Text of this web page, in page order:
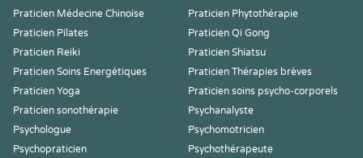
Praticien Médecine Chinoise
Praticien Phytothérapie
Praticien Pilates
Praticien Qi Gong
Praticien Reiki
Praticien Shiatsu
Praticien Soins Energétiques
Praticien Thérapies brèves
Praticien Yoga
Praticien soins psycho-corporels
Praticien sonothérapie
Psychanalyste
Psychologue
Psychomotricien
Psychopraticien
Psychothérapeute